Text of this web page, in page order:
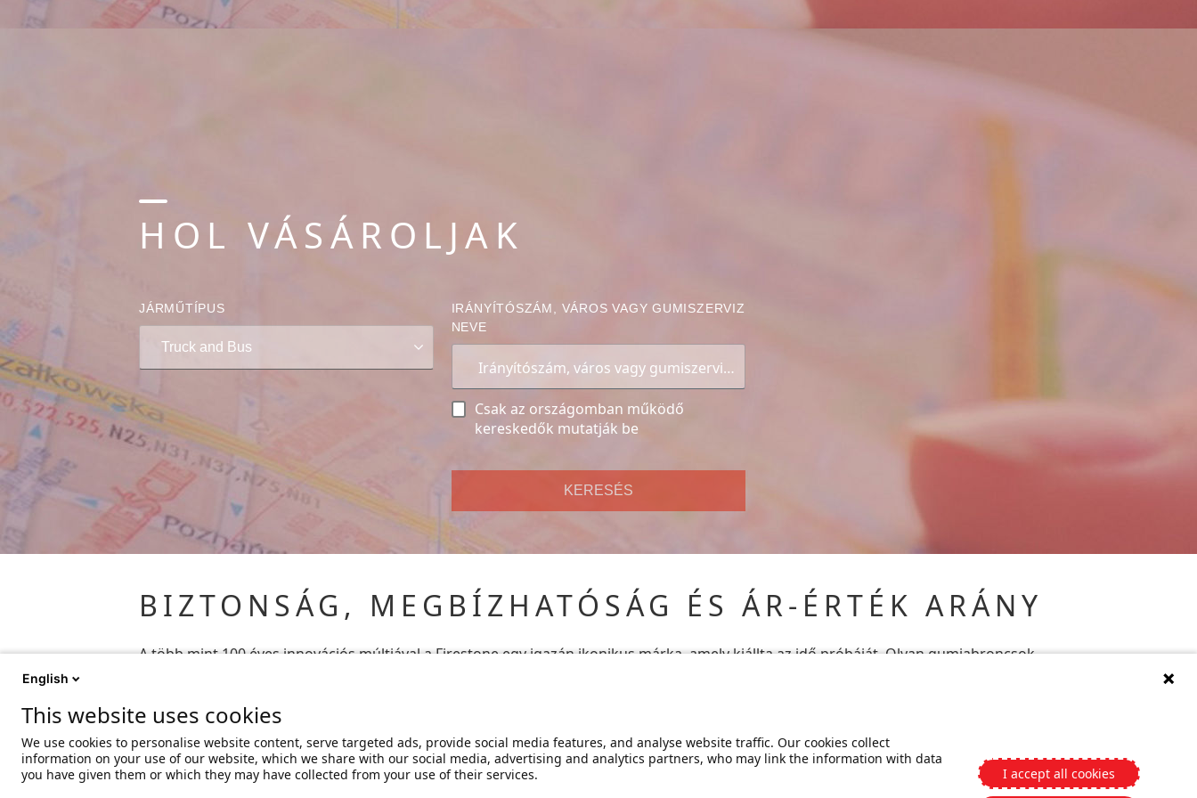
HOL VÁSÁROLJAK
JÁRMŰTÍPUS
Truck and Bus
IRÁNYÍTÓSZÁM, VÁROS VAGY GUMISZERVIZ
NEVE
Irányítószám, város vagy gumiszerviz neve
Csak az országomban működő
kereskedők mutatják be
KERESÉS
BIZTONSÁG, MEGBÍZHATÓSÁG ÉS ÁR-ÉRTÉK ARÁNY
A több mint 100 éves innovációs múltjával a Firestone egy igazán ikonikus márka, amely kiállta az idő próbáját. Olyan gumiabroncsok
auditáltuk, és megfelelnek szigorú minőségi előírásainknak.
English
This website uses cookies
We use cookies to personalise website content, serve targeted ads, provide social media features, and analyse website traffic. Our cookies collect
information on your use of our website, which we share with our social media, advertising and analytics partners, who may link the information with data
you have given them or which they may have collected from your use of their services.
I accept all cookies